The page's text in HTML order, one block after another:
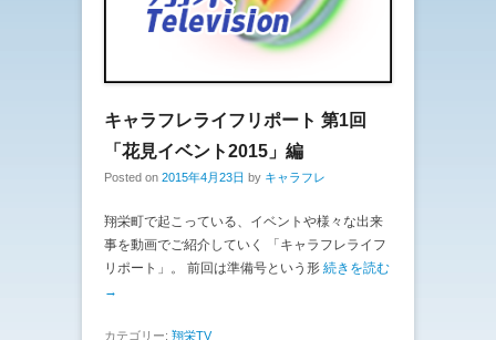
キャラフレライフリポート 第1回
「花見イベント2015」編
Posted on 2015年4月23日 by キャラフレ
翔栄町で起こっている、イベントや様々な出来
事を動画でご紹介していく 「キャラフレライフ
リポート」。 前回は準備号という形 続きを読む
→
カテゴリー: 翔栄TV